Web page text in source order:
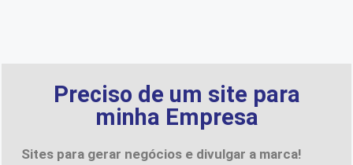
Preciso de um site para
minha Empresa
Sites para gerar negócios e divulgar a marca!